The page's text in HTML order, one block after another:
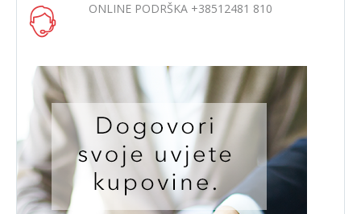
ONLINE PODRŠKA +38512481 810